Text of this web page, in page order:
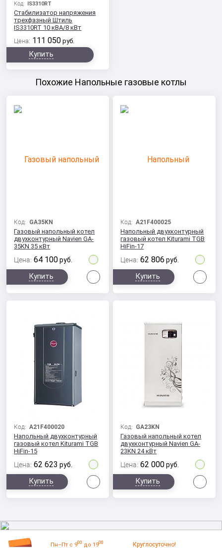
Код: IS3310RT
Cтабилизатор напряжения
трехфазный Штиль
IS3310RT 10 кВА/8 кВт
Цена: 111 050 руб.
Купить
Похожие Напольные газовые котлы
Код: GA35KN
Газовый напольный котел
двухконтурный Navien GA-
35KN 35 кВт
Цена: 64 100 руб.
Купить
Код:A21F400025
Напольный двухконтурный
газовый котел Kiturami TGB
HiFin-17
Цена: 62 806 руб.
Купить
Код:A21F400020
Напольный двухконтурный
газовый котел Kiturami TGB
HiFin-15
Цена: 62 623 руб.
Купить
Код: GA23KN
Газовый напольный котел
двухконтурный Navien GA-
23KN 24 кВт
Цена: 62 000 руб.
Купить
Пн–Пт с 900 до 1900 Круглосуточно!